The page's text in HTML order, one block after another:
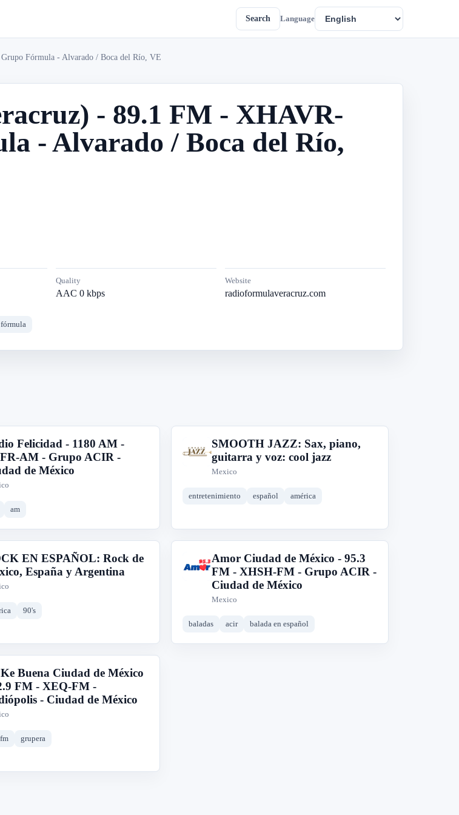
Search Language
Fórmula - Alvarado / Boca del Río, VE
- 89.1 FM - XHAVR-
- Alvarado / Boca del Río,
Quality
AAC 0 kbps
Website
radioformulaveracruz.com
Felicidad - 1180 AM -
AM - Grupo ACIR -
de México
am
S
SMOOTH JAZZ: Sax, piano,
guitarra y voz: cool jazz
Mexico
entretenimiento español américa
EN ESPAÑOL: Rock de
España y Argentina
90's
A
Amor Ciudad de México - 95.3
FM - XHSH-FM - Grupo ACIR -
Ciudad de México
Mexico
baladas acir balada en español
Buena Ciudad de México
FM - XEQ-FM -
- Ciudad de México
fm grupera